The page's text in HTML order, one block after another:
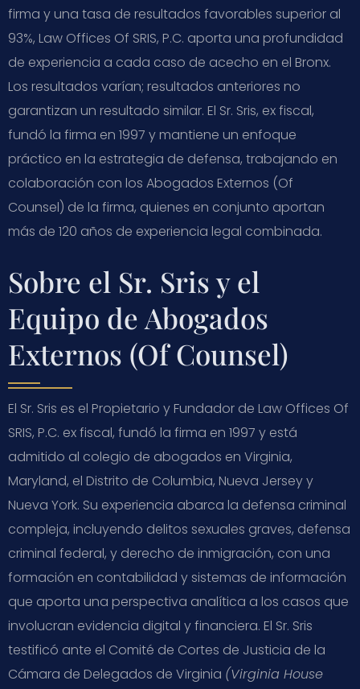
firma y una tasa de resultados favorables superior al
93%, Law Offices Of SRIS, P.C. aporta una profundidad
de experiencia a cada caso de acecho en el Bronx.
Los resultados varían; resultados anteriores no
garantizan un resultado similar. El Sr. Sris, ex fiscal,
fundó la firma en 1997 y mantiene un enfoque
práctico en la estrategia de defensa, trabajando en
colaboración con los Abogados Externos (Of
Counsel) de la firma, quienes en conjunto aportan
más de 120 años de experiencia legal combinada.
Sobre el Sr. Sris y el
Equipo de Abogados
Externos (Of Counsel)
El Sr. Sris es el Propietario y Fundador de Law Offices Of
SRIS, P.C. ex fiscal, fundó la firma en 1997 y está
admitido al colegio de abogados en Virginia,
Maryland, el Distrito de Columbia, Nueva Jersey y
Nueva York. Su experiencia abarca la defensa criminal
compleja, incluyendo delitos sexuales graves, defensa
criminal federal, y derecho de inmigración, con una
formación en contabilidad y sistemas de información
que aporta una perspectiva analítica a los casos que
involucran evidencia digital y financiera. El Sr. Sris
testificó ante el Comité de Cortes de Justicia de la
Cámara de Delegados de Virginia (Virginia House